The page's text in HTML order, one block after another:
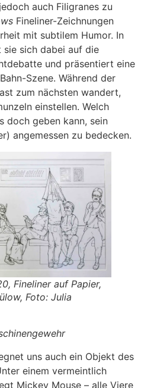
auch Filigranes zu
Fineliner-Zeichnungen
mit subtilem Humor. In
sie sich dabei auf die
und präsentiert eine
Szene. Während der
zum nächsten wandert,
einstellen. Welch
doch geben kann, sein
angemessen zu bedecken.
Fineliner auf Papier,
Foto: Julia
uns auch ein Objekt des
einem vermeintlich
Mickey Mouse – alle Viere